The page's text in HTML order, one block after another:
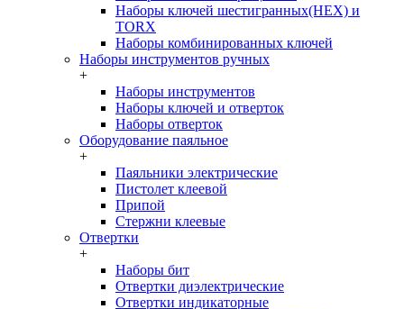
Наборы ключей шестигранных(HEX) и
TORX
Наборы комбинированных ключей
Наборы инструментов ручных
+
Наборы инструментов
Наборы ключей и отверток
Наборы отверток
Оборудование паяльное
+
Паяльники электрические
Пистолет клеевой
Припой
Стержни клеевые
Отвертки
+
Наборы бит
Отвертки диэлектрические
Отвертки индикаторные